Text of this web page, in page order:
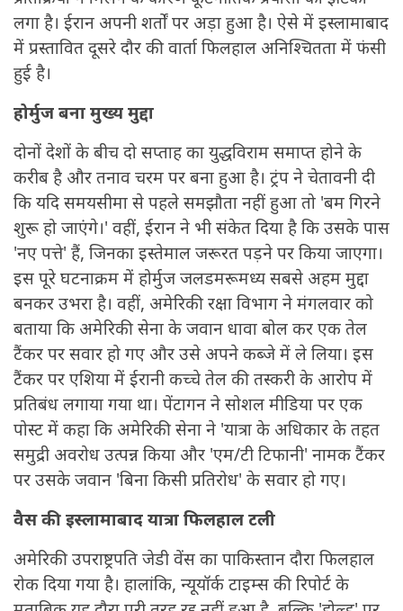
लगा है। ईरान अपनी शर्तों पर अड़ा हुआ है। ऐसे में इस्लामाबाद
में प्रस्तावित दूसरे दौर की वार्ता फिलहाल अनिश्चितता में फंसी
हुई है।
होर्मुज बना मुख्य मुद्दा
दोनों देशों के बीच दो सप्ताह का युद्धविराम समाप्त होने के
करीब है और तनाव चरम पर बना हुआ है। ट्रंप ने चेतावनी दी
कि यदि समयसीमा से पहले समझौता नहीं हुआ तो 'बम गिरने
शुरू हो जाएंगे।' वहीं, ईरान ने भी संकेत दिया है कि उसके पास
'नए पत्ते' हैं, जिनका इस्तेमाल जरूरत पड़ने पर किया जाएगा।
इस पूरे घटनाक्रम में होर्मुज जलडमरूमध्य सबसे अहम मुद्दा
बनकर उभरा है। वहीं, अमेरिकी रक्षा विभाग ने मंगलवार को
बताया कि अमेरिकी सेना के जवान धावा बोल कर एक तेल
टैंकर पर सवार हो गए और उसे अपने कब्जे में ले लिया। इस
टैंकर पर एशिया में ईरानी कच्चे तेल की तस्करी के आरोप में
प्रतिबंध लगाया गया था। पेंटागन ने सोशल मीडिया पर एक
पोस्ट में कहा कि अमेरिकी सेना ने 'यात्रा के अधिकार के तहत
समुद्री अवरोध उत्पन्न किया और 'एम/टी टिफानी' नामक टैंकर
पर उसके जवान 'बिना किसी प्रतिरोध' के सवार हो गए।
वैस की इस्लामाबाद यात्रा फिलहाल टली
अमेरिकी उपराष्ट्रपति जेडी वेंस का पाकिस्तान दौरा फिलहाल
रोक दिया गया है। हालांकि, न्यूयॉर्क टाइम्स की रिपोर्ट के